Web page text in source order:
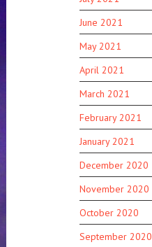
June 2021
May 2021
April 2021
March 2021
February 2021
January 2021
December 2020
November 2020
October 2020
September 2020